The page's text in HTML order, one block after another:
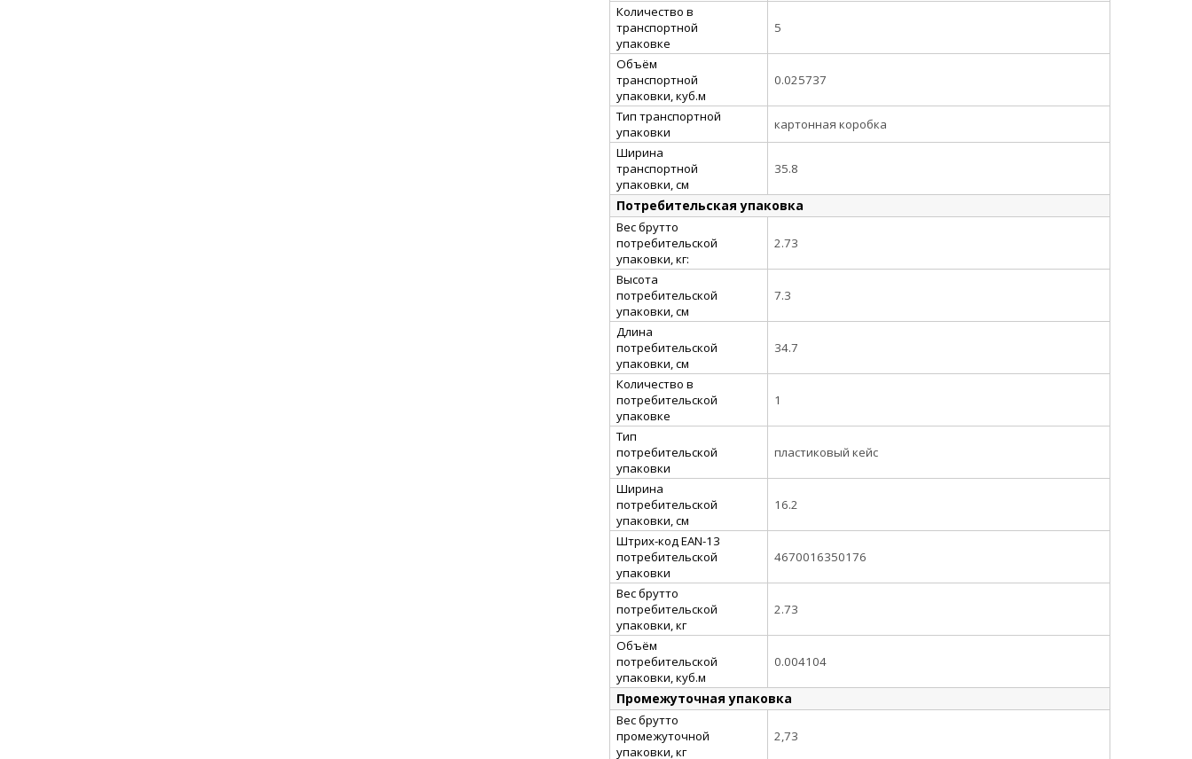
Количество в
транспортной
упаковке
5
Объём
транспортной
упаковки, куб.м
0.025737
Тип транспортной
упаковки
картонная коробка
Ширина
транспортной
упаковки, см
35.8
Потребительская упаковка
Вес брутто
потребительской
упаковки, кг:
2.73
Высота
потребительской
упаковки, см
7.3
Длина
потребительской
упаковки, см
34.7
Количество в
потребительской
упаковке
1
Тип
потребительской
упаковки
пластиковый кейс
Ширина
потребительской
упаковки, см
16.2
Штрих-код EAN-13
потребительской
упаковки
4670016350176
Вес брутто
потребительской
упаковки, кг
2.73
Объём
потребительской
упаковки, куб.м
0.004104
Промежуточная упаковка
Вес брутто
промежуточной
упаковки, кг
2,73